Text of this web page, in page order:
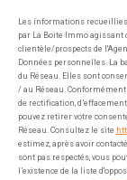
Les informations
par La Boite Immo
clientèle/prospects de
Données personnelles. La
du Réseau. Elles sont
/ au Réseau. Conformément
de rectification,
pouvez retirer votre
Réseau. Consultez le site
estimez, après avoir
sont pas respectés, vous
l’existence de la liste